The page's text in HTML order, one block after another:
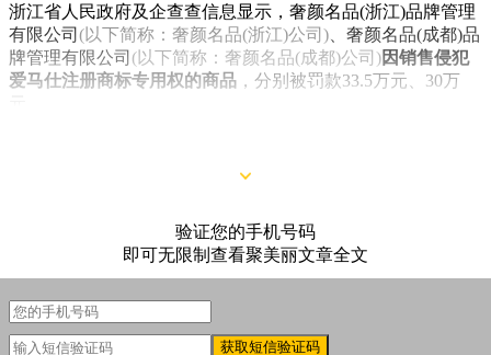
浙江省人民政府及企查查信息显示，奢颜名品(浙江)品牌管理
有限公司(以下简称：奢颜名品(浙江)公司) 、奢颜名品(成都)品
牌管理有限公司 (以下简称：奢颜名品(成都)公司)因销售侵犯
爱马仕注册商标专用权的商品 ，分别被罚款33.5万元、30万
验证您的手机号码
即可无限制查看聚美丽文章全文
获取短信验证码